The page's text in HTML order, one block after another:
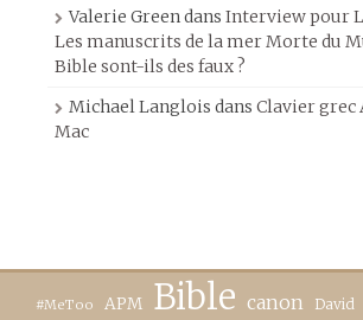
Valerie Greendans Interview pour
Les manuscrits de la mer Morte du
Bible sont-ils des faux ?
Michael Langlois dans Clavier grec
Mac
#MeToo APM Bible canon David